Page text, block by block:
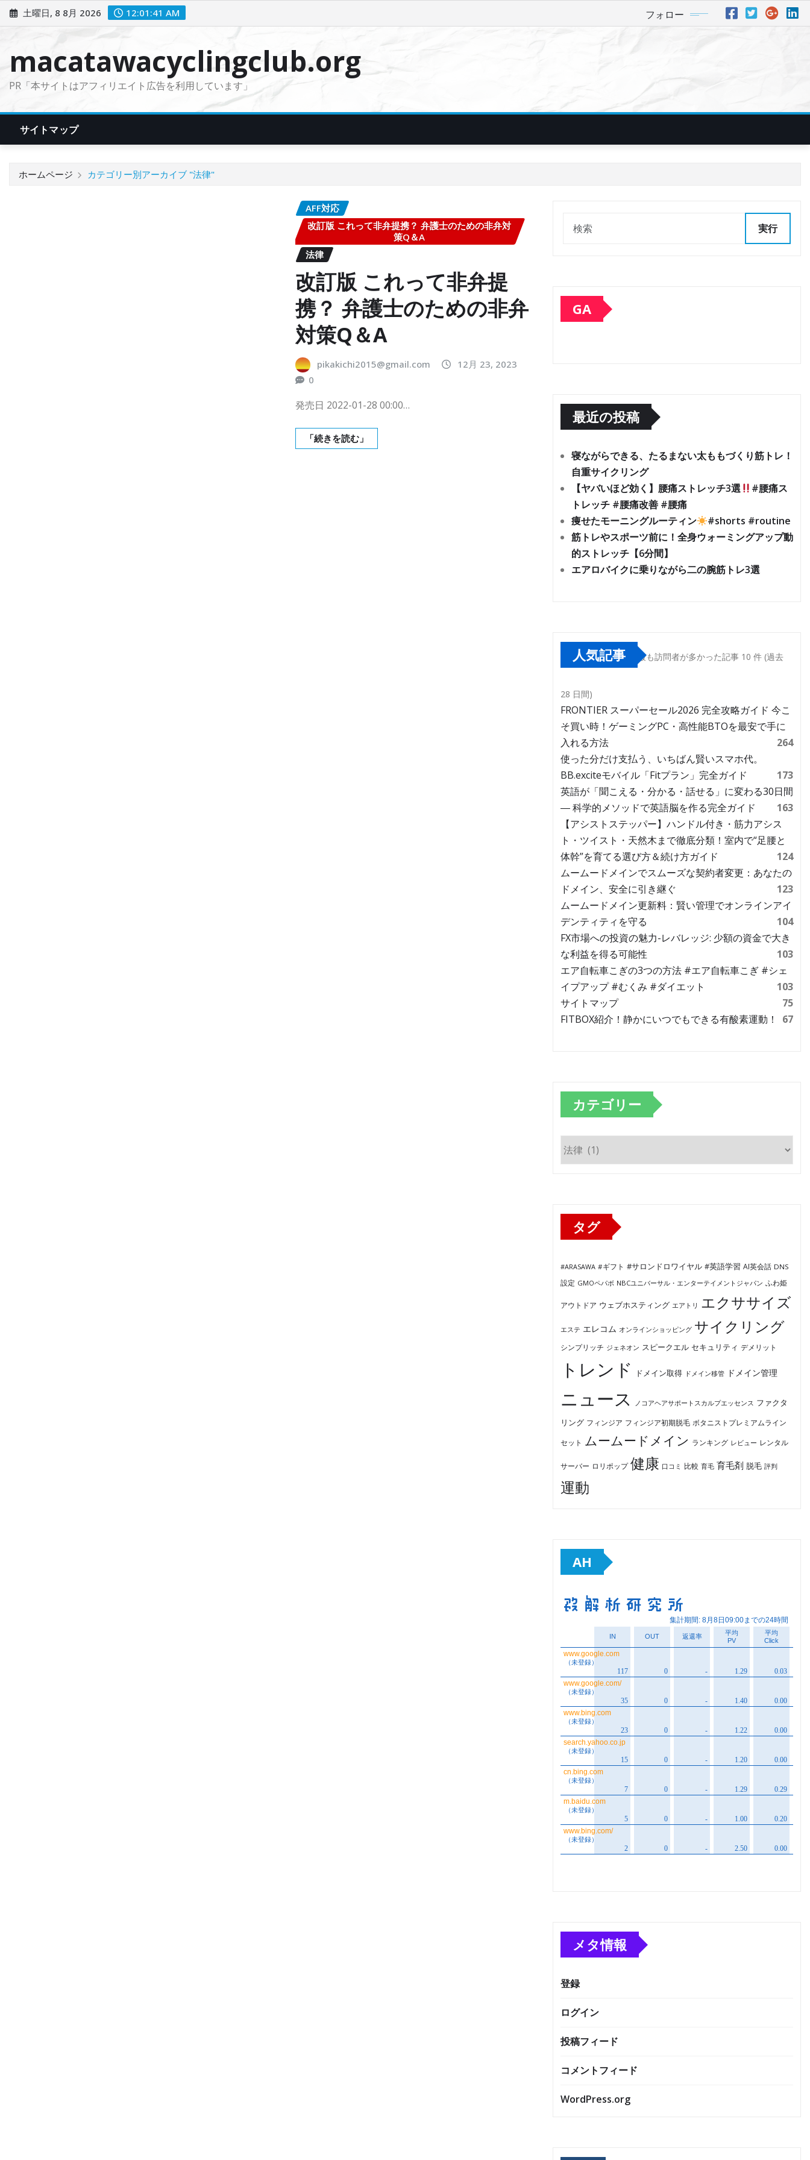
ン
土曜日, 8 8月 2026 12:01:42 AM フォロー
macatawacyclingclub.org
PR「本サイトはアフィリエイト広告を利用しています」
サイトマップ
ホームページ カテゴリー別アーカイブ "法律"
AFF対応
改訂版 これって非弁提携？ 弁護士のための非弁対
策Q＆A
法律
改訂版 これって非弁提
携？ 弁護士のための非弁
対策Q＆A
pikakichi2015@gmail.com
12月 23, 2023
0
発売日 2022-01-28 00:00…
「続きを読む」
実行
GA
最近の投稿
寝ながらできる、たるまない太ももづくり筋トレ！
自重サイクリング
【ヤバいほど効く】腰痛ストレッチ3選
#腰痛ス
トレッチ #腰痛改善 #腰痛
痩せたモーニングルーティン
#shorts #routine
筋トレやスポーツ前に！全身ウォーミングアップ動
的ストレッチ【6分間】
エアロバイクに乗りながら二の腕筋トレ3選
人気記事 最も訪問者が多かった記事 10 件 (過去
28 日間)
FRONTIER スーパーセール2026 完全攻略ガイド 今こ
そ買い時！ゲーミングPC・高性能BTOを最安で手に
入れる方法
264
使った分だけ支払う、いちばん賢いスマホ代。
BB.exciteモバイル「Fitプラン」完全ガイド
173
英語が「聞こえる・分かる・話せる」に変わる30日間
― 科学的メソッドで英語脳を作る完全ガイド
163
【アシストステッパー】ハンドル付き・筋力アシス
ト・ツイスト・天然木まで徹底分類！室内で“足腰と
体幹”を育てる選び方＆続け方ガイド
124
ムームードメインでスムーズな契約者変更：あなたの
ドメイン、安全に引き継ぐ
123
ムームードメイン更新料：賢い管理でオンラインアイ
デンティティを守る
104
FX市場への投資の魅力-レバレッジ: 少額の資金で大き
な利益を得る可能性
103
エア自転車こぎの3つの方法 #エア自転車こぎ #シェ
イプアップ #むくみ #ダイエット
103
サイトマップ
75
FITBOX紹介！静かにいつでもできる有酸素運動！
67
カテゴリー
カ
テ
タグ
#ARASAWA #ギフト #サロンドロワイヤル #英語学習 AI英会話 DNS
設定 GMOペパボ NBCユニバーサル・エンターテイメントジャパン ふわ姫
アウトドア ウェブホスティング エアトリ エクササイズ
エステ エレコム オンラインショッピング サイクリング
シンプリッチ ジェネオン スピークエル セキュリティ デメリット
トレンド ドメイン取得 ドメイン移管 ドメイン管理
ニュース ノコアヘアサポートスカルプエッセンス ファクタ
リング フィンジア フィンジア初期脱毛 ボタニストプレミアムライン
セット ムームードメイン ランキング レビュー レンタル
サーバー ロリポップ 健康 口コミ 比較 育毛 育毛剤 脱毛 評判
運動
AH
メタ情報
登録
ログイン
投稿フィード
コメントフィード
WordPress.org